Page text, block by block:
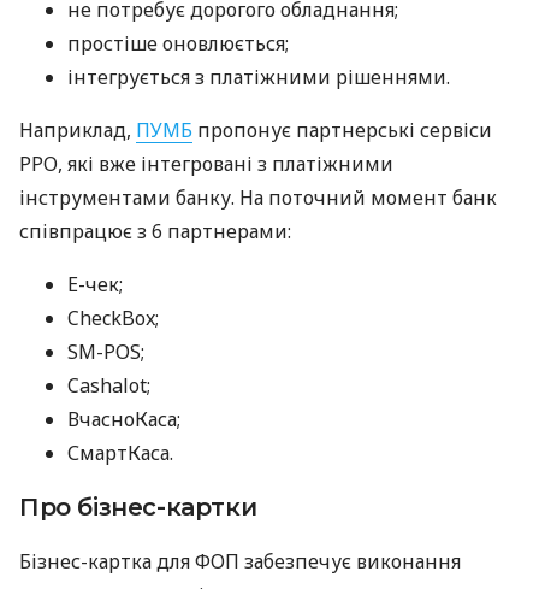
не потребує дорогого обладнання;
простіше оновлюється;
інтегрується з платіжними рішеннями.
Наприклад, ПУМБ пропонує партнерські сервіси
РРО, які вже інтегровані з платіжними
інструментами банку. На поточний момент банк
співпрацює з 6 партнерами:
E-чек;
CheckBox;
SM-POS;
Cashalot;
ВчасноКаса;
СмартКаса.
Про бізнес-картки
Бізнес-картка для ФОП забезпечує виконання